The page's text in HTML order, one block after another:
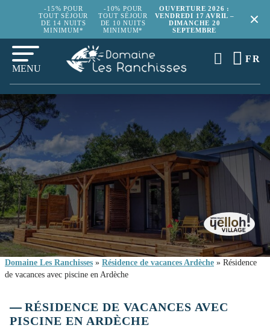
-15% POUR
TOUT SÉJOUR
DE 14 NUITS
MINIMUM*
-10% POUR
TOUT SÉJOUR
DE 10 NUITS
MINIMUM*
OUVERTURE 2026 :
VENDREDI 17 AVRIL –
DIMANCHE 20
SEPTEMBRE
MENU
FR
Domaine Les Ranchisses » Résidence de vacances Ardèche » Résidence
de vacances avec piscine en Ardèche
RÉSIDENCE DE VACANCES AVEC
PISCINE EN ARDÈCHE